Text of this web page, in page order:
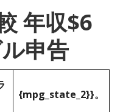
年収$6
申告
{mpg_state_2}}。